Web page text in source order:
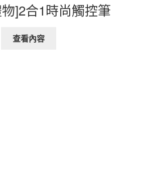
]2合1時尚觸控筆
查看內容